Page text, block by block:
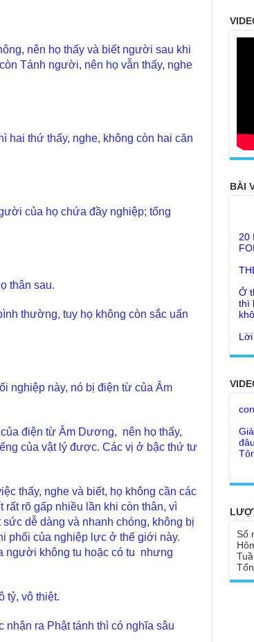
nên họ thấy và biết người sau khi
Tánh người, nên họ vẫn thấy, nghe
hai thứ thấy, nghe, không còn hai căn
của họ chứa đầy nghiệp; tổng
thân sau.
thường, tuy họ không còn sắc uẩn
nghiệp này, nó bị điện từ của Âm
điện từ Âm Dương, nên họ thấy,
của vật lý được. Các vị ở bậc thứ tư
thấy, nghe và biết, họ không cần các
rõ gấp nhiều lần khi còn thân, vì
dễ dàng và nhanh chóng, không bị
phối của nghiệp lực ở thế giới này.
người không tu hoặc có tu nhưng
tỷ, vô thiệt.
ra Phật tánh thì có nghĩa sâu
BÀI
Ở
Số